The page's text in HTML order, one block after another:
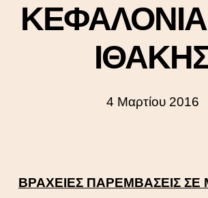
4 Μαρτίου 2016
ΒΡΑΧΕΙΕΣ ΠΑΡΕΜΒΑΣΕΙΣ